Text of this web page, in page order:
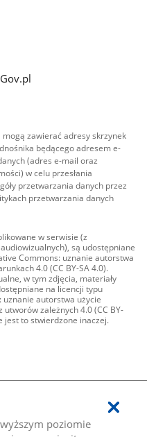
poziomie
zawierać adresy skrzynek
będącego adresem e-
(adres e-mail oraz
w celu przesłania
przetwarzania danych przez
przetwarzania danych
w serwisie (z
są udostępniane
Commons: uznanie autorstwa
4.0 (CC BY-SA 4.0).
w tym zdjęcia, materiały
na licencji typu
uznanie autorstwa użycie
utworów zależnych 4.0 (CC BY-
jest to stwierdzone inaczej.